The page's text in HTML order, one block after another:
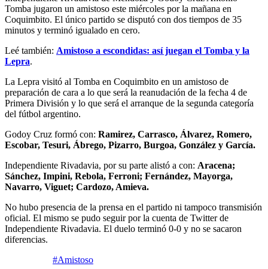
Tomba jugaron un amistoso este miércoles por la mañana en
Coquimbito. El único partido se disputó con dos tiempos de 35
minutos y terminó igualado en cero.
Leé también: Amistoso a escondidas: así juegan el Tomba y la
Lepra.
La Lepra visitó al Tomba en Coquimbito en un amistoso de
preparación de cara a lo que será la reanudación de la fecha 4 de
Primera División y lo que será el arranque de la segunda categoría
del fútbol argentino.
Godoy Cruz formó con: Ramirez, Carrasco, Álvarez, Romero,
Escobar, Tesuri, Ábrego, Pizarro, Burgoa, González y García.
Independiente Rivadavia, por su parte alistó a con: Aracena;
Sánchez, Impini, Rebola, Ferroni; Fernández, Mayorga,
Navarro, Viguet; Cardozo, Amieva.
No hubo presencia de la prensa en el partido ni tampoco transmisión
oficial. El mismo se pudo seguir por la cuenta de Twitter de
Independiente Rivadavia. El duelo terminó 0-0 y no se sacaron
diferencias.
#Amistoso